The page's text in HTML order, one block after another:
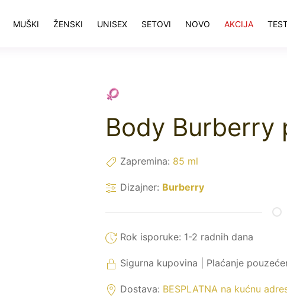
MUŠKI ŽENSKI UNISEX SETOVI NOVO AKCIJA
Body Burberry
Zapremina: 85 ml
Dizajner: Burberry
Rok isporuke: 1-2 radnih dana
Sigurna kupovina | Plaćanje
Dostava: BESPLATNA na kućnu